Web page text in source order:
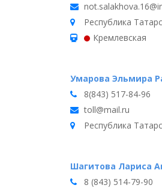
Республика
Кремлевская
Умарова Эльмира
8(843) 517-84-96
toll@mail.ru
Республика
Шагитова Лариса
8 (843) 514-79-90